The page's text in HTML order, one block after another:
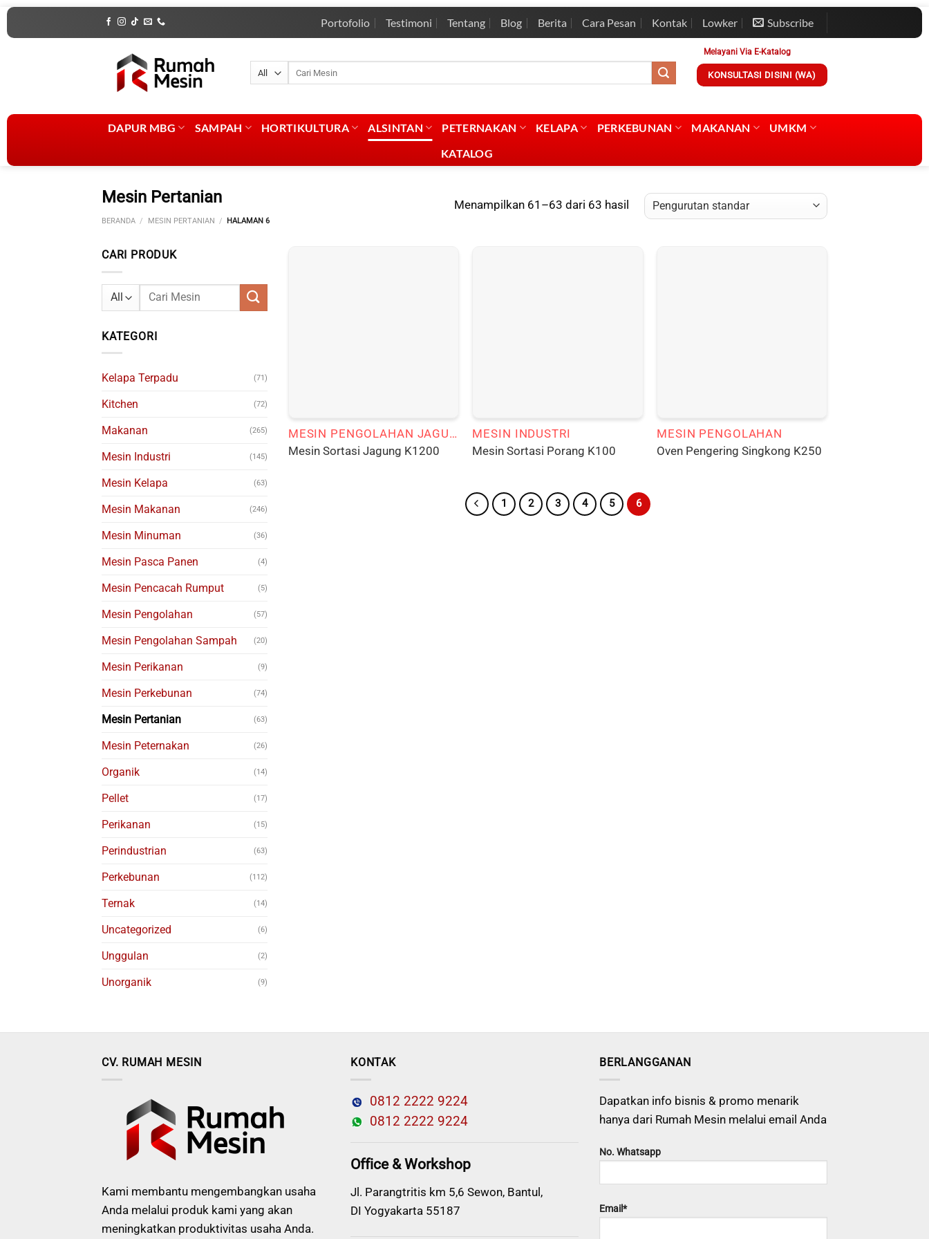
Skip
content
Portofolio Testimoni Tentang Blog Berita Cara Pesan Kontak Lowker Subscribe
Melayani Via E-Katalog
KONSULTASI DISINI (WA)
DAPUR MBG SAMPAH HORTIKULTURA ALSINTAN PETERNAKAN KELAPA PERKEBUNAN MAKANAN
UMKM
KATALOG
Mesin Pertanian
BERANDA / MESIN PERTANIAN / HALAMAN 6
Menampilkan 61–63 dari 63 hasil
CARI PRODUK
Pencarian
KATEGORI
Kelapa Terpadu (71)
Kitchen (72)
Makanan (265)
Mesin Industri (145)
Mesin Kelapa (63)
Mesin Makanan (246)
Mesin Minuman (36)
Mesin Pasca Panen (4)
Mesin Pencacah Rumput (5)
Mesin Pengolahan (57)
Mesin Pengolahan Sampah (20)
Mesin Perikanan (9)
Mesin Perkebunan (74)
Mesin Pertanian (63)
Mesin Peternakan (26)
Organik (14)
Pellet (17)
Perikanan (15)
Perindustrian (63)
Perkebunan (112)
Ternak (14)
Uncategorized (6)
Unggulan (2)
Unorganik (9)
MESIN PENGOLAHAN JAGUNG
Mesin Sortasi Jagung K1200
MESIN INDUSTRI
Mesin Sortasi Porang K100
MESIN PENGOLAHAN
Oven Pengering Singkong K250
1 2 3 4 5 6
CV. RUMAH MESIN
Kami membantu mengembangkan usaha
Anda melalui produk kami yang akan
meningkatkan produktivitas usaha Anda.
KONTAK
0812 2222 9224
0812 2222 9224
Office & Workshop
Jl. Parangtritis km 5,6 Sewon, Bantul,
DI Yogyakarta 55187
BERLANGGANAN
Dapatkan info bisnis & promo menarik
hanya dari Rumah Mesin melalui email Anda
No. Whatsapp
Email*